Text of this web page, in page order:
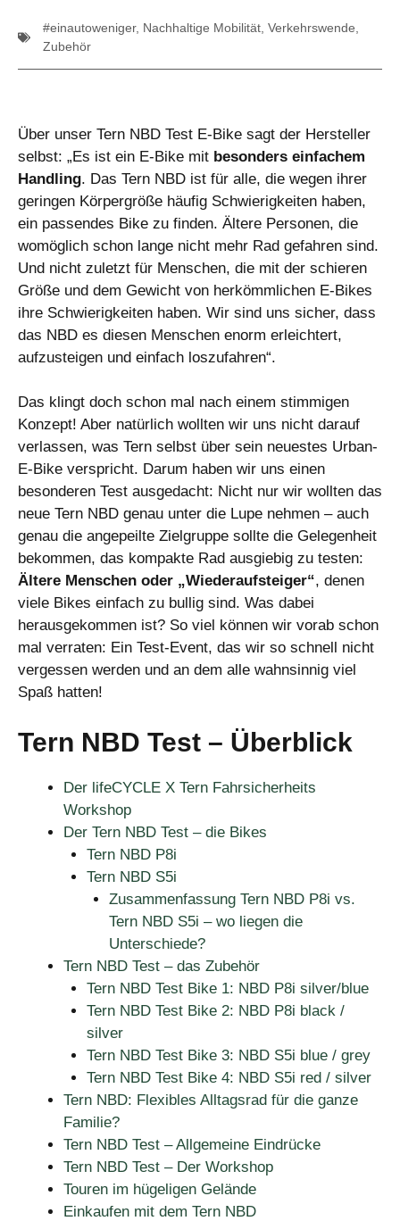
#einautoweniger, Nachhaltige Mobilität Verkehrswende
Zubehör
Über unser Tern NBD Test E-Bike sagt der Hersteller
selbst: „Es ist ein E-Bike mit besonders einfachem
Handling. Das Tern NBD ist für alle, die wegen ihrer
geringen Körpergröße häufig Schwierigkeiten haben,
ein passendes Bike zu finden. Ältere Personen, die
womöglich schon lange nicht mehr Rad gefahren sind.
Und nicht zuletzt für Menschen, die mit der schieren
Größe und dem Gewicht von herkömmlichen E-Bikes
ihre Schwierigkeiten haben. Wir sind uns sicher, dass
das NBD es diesen Menschen enorm erleichtert,
aufzusteigen und einfach loszufahren“.
Das klingt doch schon mal nach einem stimmigen
Konzept! Aber natürlich wollten wir uns nicht darauf
verlassen, was Tern selbst über sein neuestes Urban-
E-Bike verspricht. Darum haben wir uns einen
besonderen Test ausgedacht: Nicht nur wir wollten das
neue Tern NBD genau unter die Lupe nehmen – auch
genau die angepeilte Zielgruppe sollte die Gelegenheit
bekommen, das kompakte Rad ausgiebig zu testen:
Ältere Menschen oder „Wiederaufsteiger“, denen
viele Bikes einfach zu bullig sind. Was dabei
herausgekommen ist? So viel können wir vorab schon
mal verraten: Ein Test-Event, das wir so schnell nicht
vergessen werden und an dem alle wahnsinnig viel
Spaß hatten!
Tern NBD Test – Überblick
Der lifeCYCLE X Tern Fahrsicherheits
Workshop
Der Tern NBD Test – die Bikes
Tern NBD P8i
Tern NBD S5i
Zusammenfassung Tern NBD P8i vs.
Tern NBD S5i – wo liegen die
Unterschiede?
Tern NBD Test – das Zubehör
Tern NBD Test Bike 1: NBD P8i silver/blue
Tern NBD Test Bike 2: NBD P8i black /
silver
Tern NBD Test Bike 3: NBD S5i blue / grey
Tern NBD Test Bike 4: NBD S5i red / silver
Tern NBD: Flexibles Alltagsrad für die ganze
Familie?
Tern NBD Test – Allgemeine Eindrücke
Tern NBD Test – Der Workshop
Touren im hügeligen Gelände
Einkaufen mit dem Tern NBD